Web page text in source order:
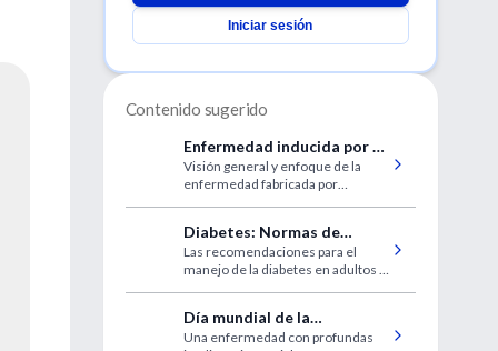
Iniciar sesión
Contenido sugerido
Enfermedad inducida por el
cuidador en un niño
Visión general y enfoque de la
enfermedad fabricada por
parte del cuidador de síntomas o
signos físicos y/o psicológicos en
un niño.
Diabetes: Normas de
diagnóstico y tratamiento
2014
Las recomendaciones para el
manejo de la diabetes en adultos y
Program (actualizadas, traducidas
y resumidas).
Día mundial de la
tuberculosis
Una enfermedad con profundas